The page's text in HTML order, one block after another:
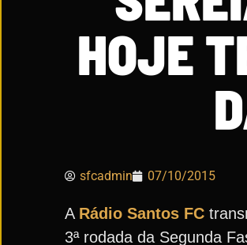
HOJE
sfcadmin 07/10/2015
A Rádio Santos FC
3ª rodada da Segunda